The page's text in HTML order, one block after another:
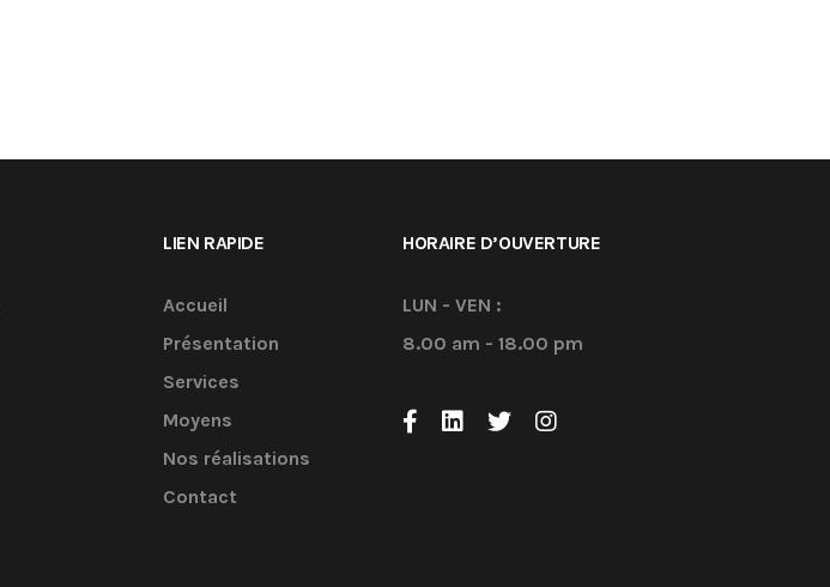
LIEN RAPIDE
Accueil
Présentation
Services
Moyens
Nos réalisations
Contact
HORAIRE D’OUVERTURE
LUN - VEN :
8.00 am - 18.00 pm